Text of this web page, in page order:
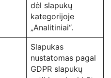
dėl slapukų
kategorijoje
„Analitiniai“.
Slapukas
nustatomas pagal
GDPR slapukų